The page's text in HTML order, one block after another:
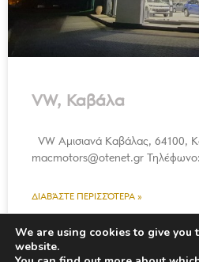
VW, Καβάλα
VW Αμισιανά Καβάλας, 64100,
macmotors@otenet.gr
ΔΙΑΒΆΣΤΕ ΠΕΡΙΣΣΌΤΕΡΑ »
We are using cookies to give you
website.